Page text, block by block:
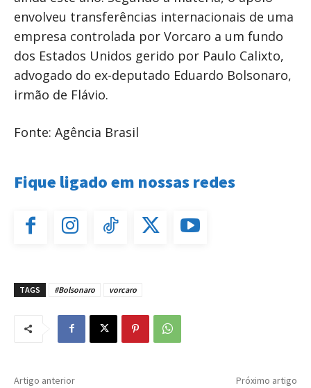
envolveu transferências internacionais de uma
empresa controlada por Vorcaro a um fundo
dos Estados Unidos gerido por Paulo Calixto,
advogado do ex-deputado Eduardo Bolsonaro,
irmão de Flávio.
Fonte: Agência Brasil
Fique ligado em nossas redes
TAGS #Bolsonaro vorcaro
Artigo anterior Próximo artigo